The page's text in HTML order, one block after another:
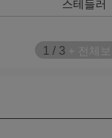
스테들러
1 / 3 + 전체보